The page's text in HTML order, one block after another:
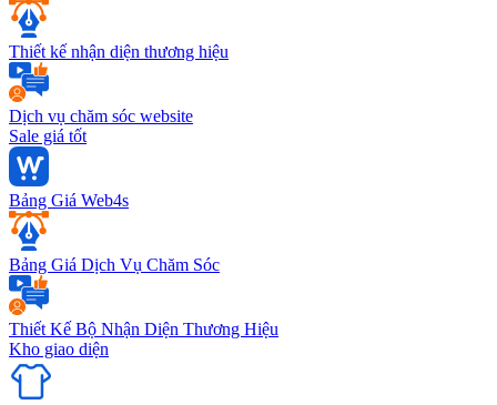
Thiết kế nhận diện thương hiệu
Dịch vụ chăm sóc website
Sale giá tốt
Bảng Giá Web4s
Bảng Giá Dịch Vụ Chăm Sóc
Thiết Kế Bộ Nhận Diện Thương Hiệu
Kho giao diện